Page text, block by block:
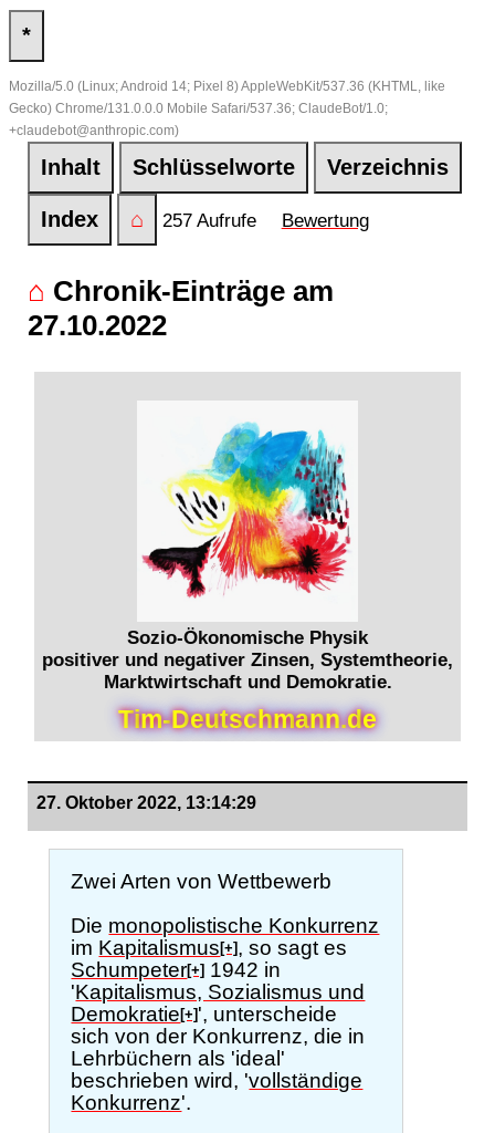
*
Mozilla/5.0 (Linux; Android 14; Pixel 8) AppleWebKit/537.36 (KHTML, like
Gecko) Chrome/131.0.0.0 Mobile Safari/537.36; ClaudeBot/1.0;
+claudebot@anthropic.com)
Inhalt Schlüsselworte Verzeichnis
Index ⌂ 257 Aufrufe Bewertung
⌂ Chronik-Einträge am
27.10.2022
Sozio-Ökonomische Physik
positiver und negativer Zinsen, Systemtheorie,
Marktwirtschaft und Demokratie.
Tim-Deutschmann.de
27. Oktober 2022, 13:14:29
Zwei Arten von Wettbewerb
Die monopolistische Konkurrenz
im Kapitalismus[+] , so sagt es
Schumpeter[+] 1942 in
'Kapitalismus, Sozialismus und
Demokratie[+] ', unterscheide
sich von der Konkurrenz, die in
Lehrbüchern als 'ideal'
beschrieben wird, 'vollständige
Konkurrenz'.